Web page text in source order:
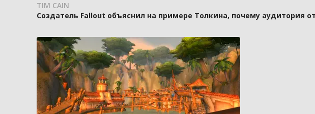
TIM CAIN
Создатель Fallout объяснил на примере Толкина, почему аудитория